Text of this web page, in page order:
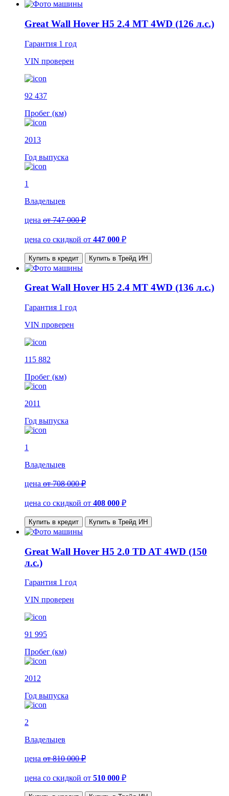
Great Wall Hover H5 2.4 MT 4WD (126 л.с.)
Гарантия 1 год
VIN проверен
92 437
Пробег (км)
2013
Год выпуска
1
Владельцев
цена от 747 000 ₽
цена со скидкой от 447 000 ₽
Купить в кредит Купить в Трейд ИН
Great Wall Hover H5 2.4 MT 4WD (136 л.с.)
Гарантия 1 год
VIN проверен
115 882
Пробег (км)
2011
Год выпуска
1
Владельцев
цена от 708 000 ₽
цена со скидкой от 408 000 ₽
Купить в кредит Купить в Трейд ИН
Great Wall Hover H5 2.0 TD AT 4WD (150
л.с.)
Гарантия 1 год
VIN проверен
91 995
Пробег (км)
2012
Год выпуска
2
Владельцев
цена от 810 000 ₽
цена со скидкой от 510 000 ₽